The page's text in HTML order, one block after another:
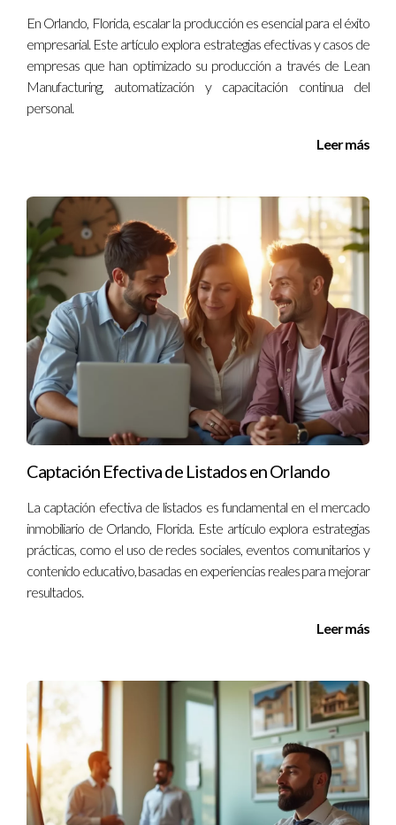
¿Necesito invertir mucho dinero para ver
resultados?
No necesariamente. Muchas veces, pequeñas inversiones en
formación pueden tener un gran impacto.
empezar a ver mejoras en pocas semanas tras implementar
nuevas estrategias.
¿Puedo recibir asesoría personalizada?
Sí, ofrezco consultorías personalizadas para adaptar las
estrategias a tus necesidades específicas.
No subestimes el poder de la educación estratégica.
Estoy aquí para ayudarte a crecer.
Con más de diez años trabajando con empresas en Orlando,
para duplicar tu producción y llevar tu negocio al siguiente
nivel, no dudes en ponerte en contacto conmigo. Estoy aquí
para apoyarte en este camino hacia el éxito.
En Orlando, Florida, escalar la producción es esencial para el éxito
empresarial. Este artículo explora estrategias efectivas y casos de
empresas que han optimizado su producción a través de Lean
Manufacturing, automatización y capacitación continua del
personal.
Leer más
Captación Efectiva de Listados en Orlando
La captación efectiva de listados es fundamental en el mercado
inmobiliario de Orlando, Florida. Este artículo explora estrategias
prácticas, como el uso de redes sociales, eventos comunitarios y
contenido educativo, basadas en experiencias reales para mejorar
resultados.
Leer más